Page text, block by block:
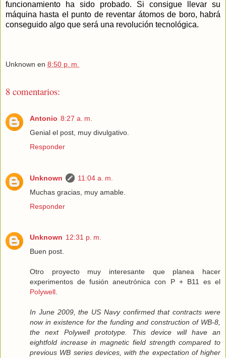
funcionamiento ha sido probado. Si consigue llevar su
máquina hasta el punto de reventar átomos de boro, habrá
conseguido algo que será una revolución tecnológica.
Unknown en 8:50 p. m.
8 comentarios:
Antonio 8:27 a. m.
Genial el post, muy divulgativo.
Responder
Unknown
11:04 a. m.
Muchas gracias, muy amable.
Responder
Unknown 12:31 p. m.
Buen post.
Otro proyecto muy interesante que planea hacer
experimentos de fusión aneutrónica con P + B11 es el
Polywell.
In June 2009, the US Navy confirmed that contracts were
now in existence for the funding and construction of WB-8,
the next Polywell prototype. This device will have an
eightfold increase in magnetic field strength compared to
previous WB series devices, with the expectation of higher